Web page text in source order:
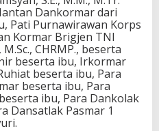
Dankormar dari
Pati Purnawirawan Korps
Kormar Brigjen TNI
CHRMP., beserta
beserta ibu, Irkormar
beserta ibu, Para
beserta ibu, Para
ibu, Para Dankolak
Dansatlak Pasmar 1